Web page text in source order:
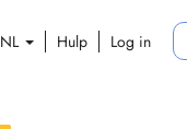
NL Hulp Log in